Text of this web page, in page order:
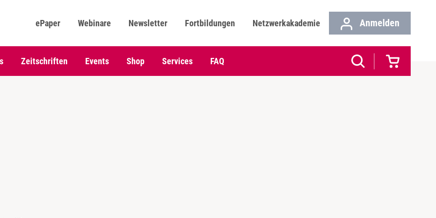
ePaper Webinare Newsletter Fortbildungen Netzwerkakademie Anmelden
Zeitschriften Events Shop Services FAQ